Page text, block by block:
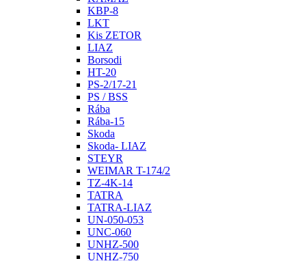
KBP-8
LKT
Kis ZETOR
LIAZ
Borsodi
HT-20
PS-2/17-21
PS / BSS
Rába
Rába-15
Skoda
Skoda- LIAZ
STEYR
WEIMAR T-174/2
TZ-4K-14
TATRA
TATRA-LIAZ
UN-050-053
UNC-060
UNHZ-500
UNHZ-750